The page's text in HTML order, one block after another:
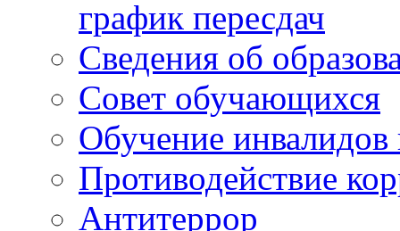
график пересдач
Сведения об
Совет обучающихся
Обучение
Противодействие
Антитеррор